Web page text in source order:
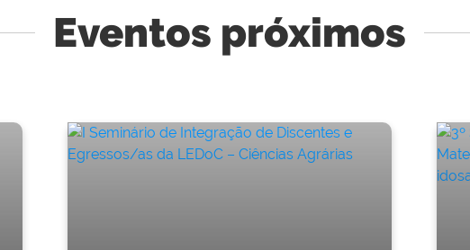
Eventos próximos